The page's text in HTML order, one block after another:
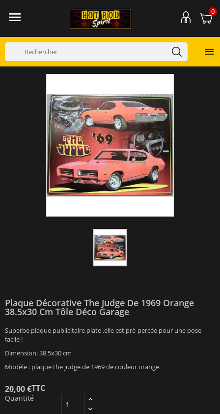
 0

Plaque Décorative The Judge De 1969 Orange
38.5x30 Cm Tôle Déco Garage
Superbe plaque publicitaire plate .elle est pré-percée pour une pose
facile !
Dimension: 38.5x30 cm .
Modèle : plaque the judge de 1969 de couleur orange.
20,00 €TTC
Quantité